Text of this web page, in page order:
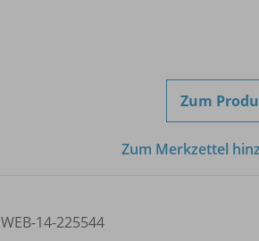
Zum
Zum Merkzettel
WEB-14-225544